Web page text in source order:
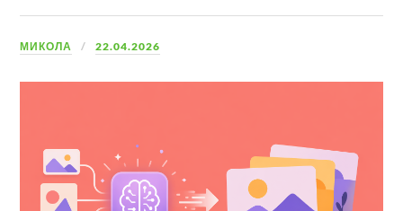
МИКОЛА 22.04.2026